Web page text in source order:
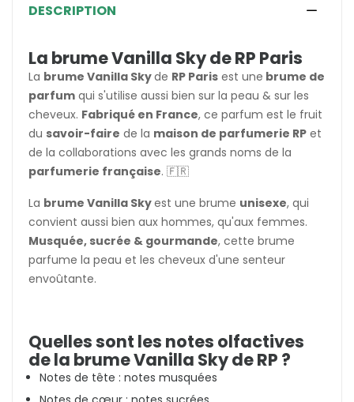
DESCRIPTION
La brume Vanilla Sky de RP Paris
La brume Vanilla Skyde RP Paris est une brume de
parfum qui s'utilise aussi bien sur la peau & sur les
cheveux. Fabriqué en France, ce parfum est le fruit
du savoir-faire de la maison de parfumerie RP et
de la collaborations avec les grands noms de la
parfumerie française. 🇫🇷
La brume Vanilla Skyest une brume unisexe, qui
convient aussi bien aux hommes, qu'aux femmes.
Musquée, sucrée & gourmande, cette brume
parfume la peau et les cheveux d'une senteur
envoûtante.
Quelles sont les notes olfactives
de la brume Vanilla Sky de RP ?
Notes de tête : notes musquées